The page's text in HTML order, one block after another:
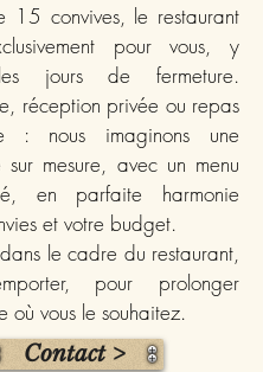
15 convives, le restaurant
pour vous, y
jours de fermeture.
réception privée ou repas
: nous imaginons une
sur mesure, avec un menu
en parfaite harmonie
et votre budget.
le cadre du restaurant,
pour prolonger
où vous le souhaitez.
Contact >